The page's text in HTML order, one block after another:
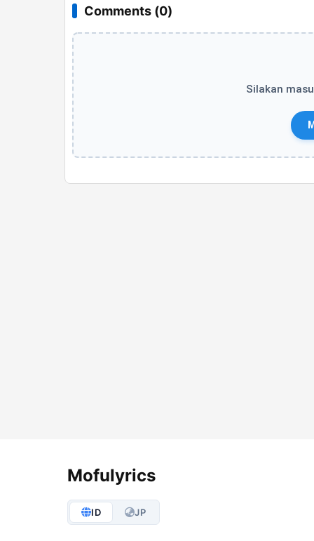
Comments (0)
Silakan
Lyrics OptionsMofulyrics
ID JP